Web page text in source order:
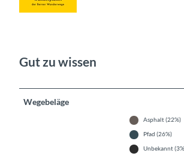
Gut zu wissen
Wegebeläge
Asphalt (22%)
Pfad (26%)
Unbekannt